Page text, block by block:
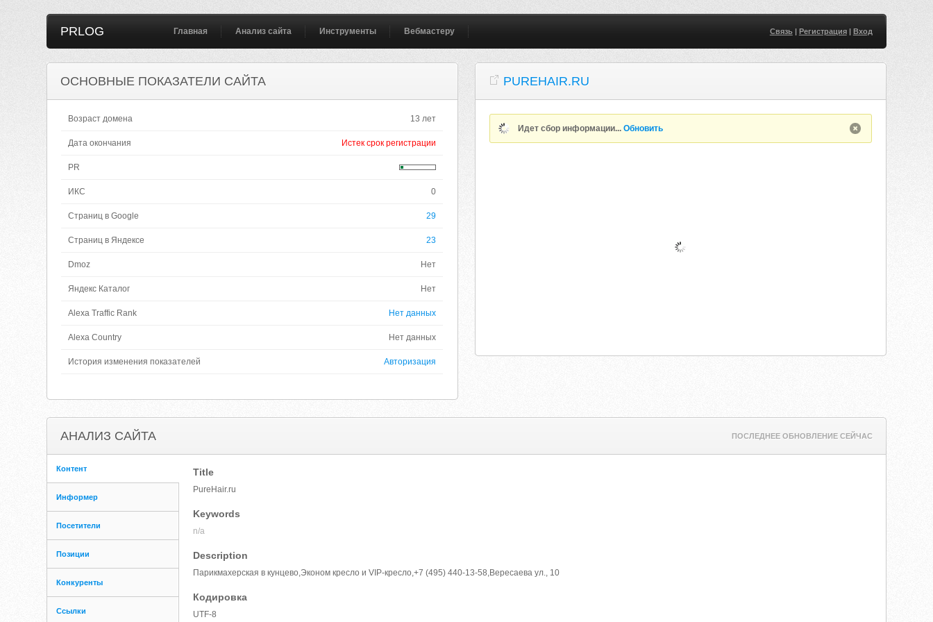
PRLOG Главная Анализ сайта Инструменты Вебмастеру Связь| Регистрация| Вход
ОСНОВНЫЕ ПОКАЗАТЕЛИ САЙТА
Возраст домена 13 лет
Дата окончания Истек срок регистрации
PR
ИКС 0
Страниц в Google 29
Страниц в Яндексе 23
Dmoz Нет
Яндекс Каталог Нет
Alexa Traffic Rank Нет данных
Alexa Country Нет данных
История изменения показателей Авторизация
PUREHAIR.RU
Идет сбор информации...Обновить
АНАЛИЗ САЙТА ПОСЛЕДНЕЕ ОБНОВЛЕНИЕ СЕЙЧАС
Контент
Информер
Посетители
Позиции
Конкуренты
Ссылки
Title
PureHair.ru
Keywords
n/a
Description
Парикмахерская в кунцево,Эконом кресло и VIP-кресло,+7 (495) 440-13-58,Вересаева ул., 10
Кодировка
UTF-8